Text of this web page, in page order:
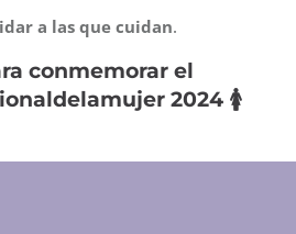
a las que cuidan.
conmemorar el
2024 🚺